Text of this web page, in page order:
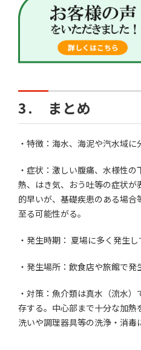
3. まとめ
・特徴：海水、海泥や汽水域
・症状：激しい腹痛、水様性
熱、はき気、おう吐等の症状
的早いが、基礎疾患のある場
至る可能性がる。
・発生時期： 夏場に多く発生し
・発生場所：飲食店や旅館で発
・対策：魚介類は真水（流水
存する。中心部まで十分な加
洗いや調理器具等の洗浄・消毒